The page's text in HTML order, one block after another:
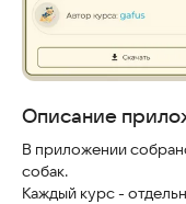
Описание
В приложении
собак.
Каждый курс -